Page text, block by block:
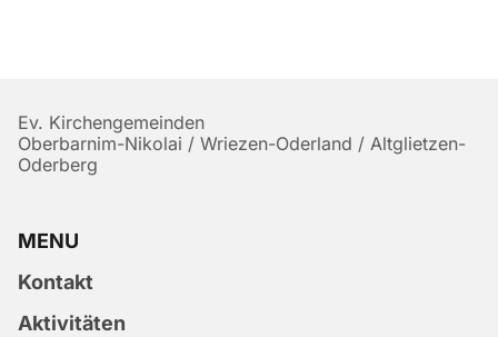
Ev. Kirchengemeinden
Oberbarnim-Nikolai / Wriezen-Oderland / Altglietzen-
Oderberg
MENU
Kontakt
Aktivitäten